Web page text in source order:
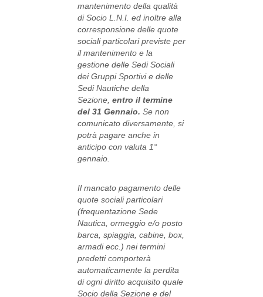
mantenimento della qualità
di Socio L.N.I. ed inoltre alla
corresponsione delle quote
sociali particolari previste per
il mantenimento e la
gestione delle Sedi Sociali
dei Gruppi Sportivi e delle
Sedi Nautiche della
Sezione, entro il termine
del 31 Gennaio. Se non
comunicato diversamente, si
potrà pagare anche in
anticipo con valuta 1°
gennaio.
Il mancato pagamento delle
quote sociali particolari
(frequentazione Sede
Nautica, ormeggio e/o posto
barca, spiaggia, cabine, box,
armadi ecc.) nei termini
predetti comporterà
automaticamente la perdita
di ogni diritto acquisito quale
Socio della Sezione e del